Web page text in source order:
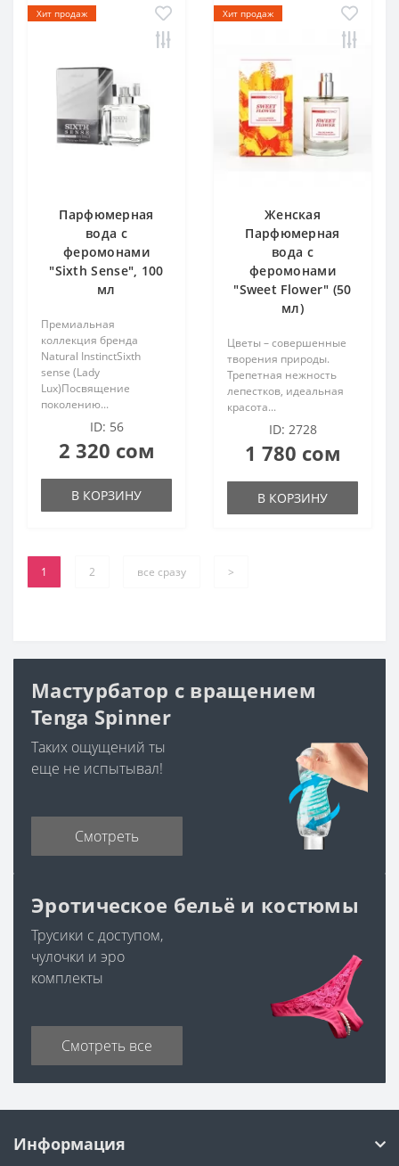
Хит продаж
Парфюмерная
вода с
феромонами
"Sixth Sense", 100
мл
Премиальная
коллекция бренда
Natural InstinctSixth
sense (Lady
Lux)Посвящение
поколению...
ID: 56
2 320 сом
В КОРЗИНУ
Хит продаж
Женская
Парфюмерная
вода с
феромонами
"Sweet Flower" (50
мл)
Цветы – совершенные
творения природы.
Трепетная нежность
лепестков, идеальная
красота...
ID: 2728
1 780 сом
В КОРЗИНУ
1 2 все сразу >
Мастурбатор с вращением
Tenga Spinner
Таких ощущений ты
еще не испытывал!
Смотреть
Эротическое бельё и костюмы
Трусики с доступом,
чулочки и эро
комплекты
Смотреть все
Информация